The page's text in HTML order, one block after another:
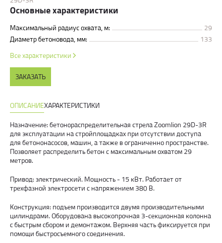
Основные характеристики
Максимальный радиус охвата, м:
29
Диаметр бетоновода, мм:
133
Все характеристики
ЗАКАЗАТЬ
ОПИСАНИЕХАРАКТЕРИСТИКИ
Назначение: бетонораспределительная стрела Zoomlion 29D-3R
для эксплуатации на стройплощадках при отсутствии доступа
для бетононасосов, машин, а также в ограниченно пространстве.
Позволяет распределить бетон с максимальным охватом 29
метров.
Привод: электрический. Мощность - 15 кВт. Работает от
трехфазной электросети с напряжением 380 В.
Конструкция: подъем производится двумя производительными
цилиндрами. Оборудована высокопрочная 3-секционная колонна
с быстрым сбором и демонтажом. Верхняя часть фиксируется при
помощи быстросъемного соединения.